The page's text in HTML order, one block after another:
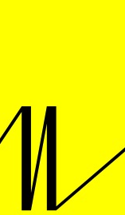
diesem Jahr mit
die
Henzes „Voices“-
Louilarpprasert
Arbeitsprozesse
Maschinen in